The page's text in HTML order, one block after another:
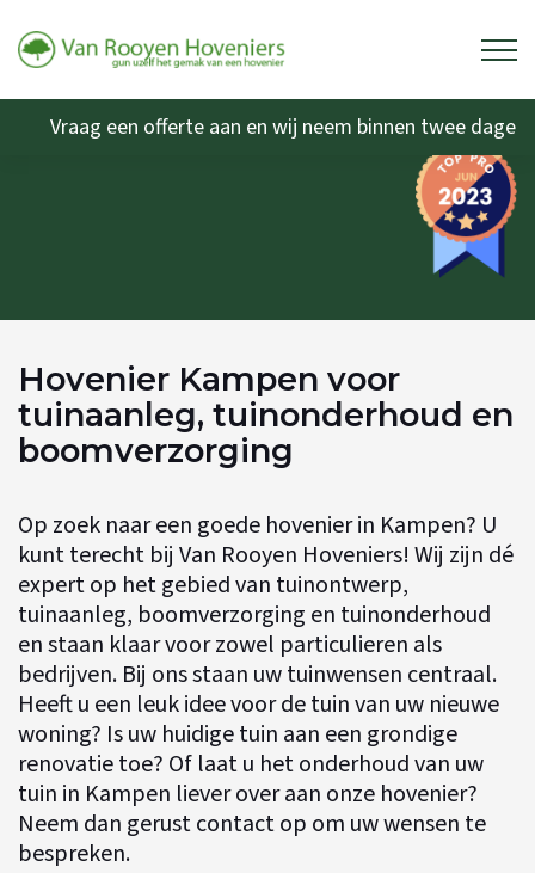
Vraag een offerte aan en wij neem binnen twee
Hovenier Kampen voor
tuinaanleg, tuinonderhoud en
boomverzorging
Op zoek naar een goede hovenier in Kampen? U
kunt terecht bij Van Rooyen Hoveniers! Wij zijn dé
expert op het gebied van tuinontwerp,
tuinaanleg, boomverzorging en tuinonderhoud
en staan klaar voor zowel particulieren als
bedrijven. Bij ons staan uw tuinwensen centraal.
Heeft u een leuk idee voor de tuin van uw nieuwe
woning? Is uw huidige tuin aan een grondige
renovatie toe? Of laat u het onderhoud van uw
tuin in Kampen liever over aan onze hovenier?
Neem dan gerust contact op om uw wensen te
bespreken.